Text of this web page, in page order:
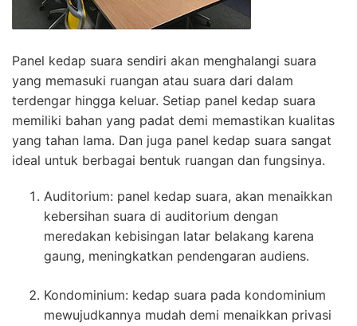
Panel kedap suara sendiri akan menghalangi suara
yang memasuki ruangan atau suara dari dalam
terdengar hingga keluar. Setiap panel kedap suara
memiliki bahan yang padat demi memastikan kualitas
yang tahan lama. Dan juga panel kedap suara sangat
ideal untuk berbagai bentuk ruangan dan fungsinya.
Auditorium: panel kedap suara, akan menaikkan
kebersihan suara di auditorium dengan
meredakan kebisingan latar belakang karena
gaung, meningkatkan pendengaran audiens.
Kondominium: kedap suara pada kondominium
mewujudkannya mudah demi menaikkan privasi